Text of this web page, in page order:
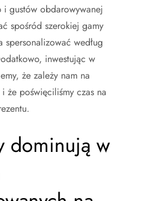
gustów obdarowywanej
spośród szerokiej gamy
według
inwestując w
że zależy nam na
że poświęciliśmy czas na
dominują w